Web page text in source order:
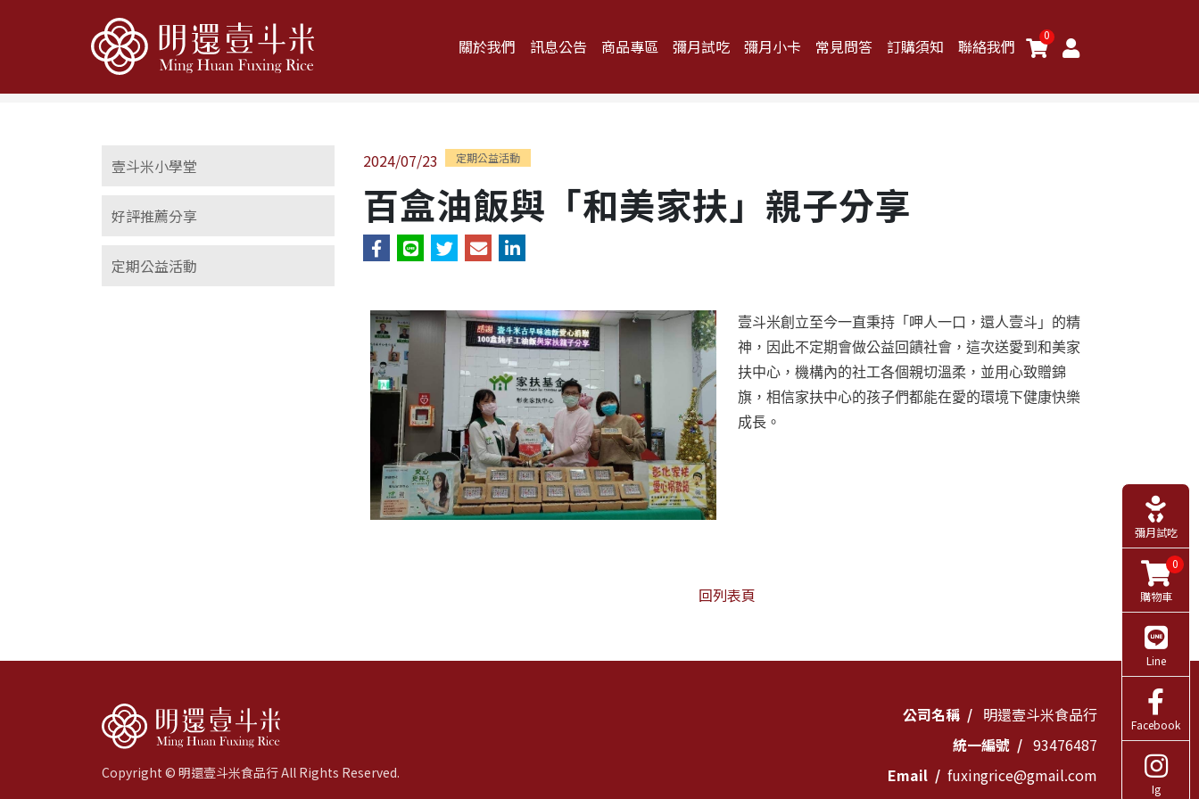
關於我們 訊息公告 商品專區 彌月試吃 彌月小卡 常見問答 訂購須知 聯絡我們
0
壹斗米小學堂
好評推薦分享
定期公益活動
2024/07/23 定期公益活動
百盒油飯與「和美家扶」親子分享
壹斗米創立至今一直秉持「呷人一口，還人壹斗」的精
神，因此不定期會做公益回饋社會，這次送愛到和美家
扶中心，機構內的社工各個親切溫柔，並用心致贈錦
旗，相信家扶中心的孩子們都能在愛的環境下健康快樂
成長。
回列表頁
彌月試吃
購物車
0
Line
Facebook
Ig
Copyright © 明還壹斗米食品行 All Rights Reserved.
公司名稱
明還壹斗米食品行
統一編號
93476487
Email
fuxingrice@gmail.com